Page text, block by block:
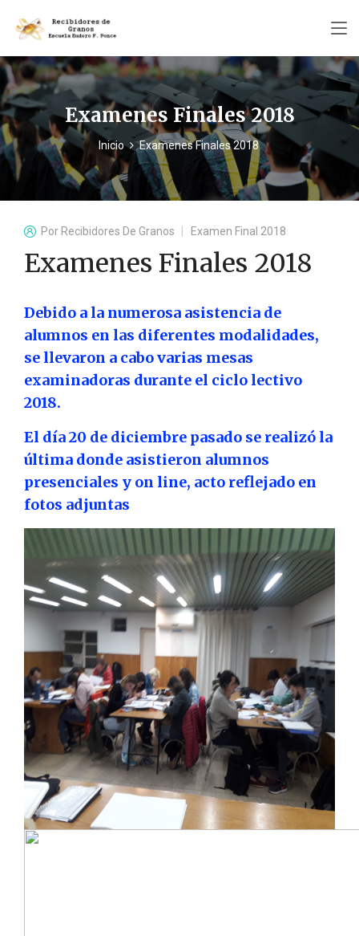
Examenes Finales 2018
Inicio Examenes Finales 2018
Por Recibidores De Granos Examen Final 2018
Examenes Finales 2018
Debido a la numerosa asistencia de
alumnos en las diferentes modalidades,
se llevaron a cabo varias mesas
examinadoras durante el ciclo lectivo
2018.
El día 20 de diciembre pasado se realizó la
última donde asistieron alumnos
presenciales y on line, acto reflejado en
fotos adjuntas